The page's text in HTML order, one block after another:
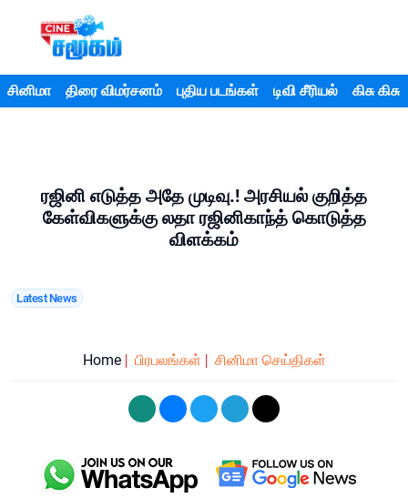
சினிமா திரை விமர்சனம் புதிய படங்கள் டிவி சீரியல் கிசு கிசு
ரஜினி எடுத்த அதே முடிவு.! அரசியல் குறித்த
கேள்விகளுக்கு லதா ரஜினிகாந்த் கொடுத்த
விளக்கம்
Latest News
Home பிரபலங்கள் சினிமா செய்திகள்